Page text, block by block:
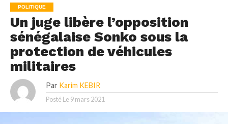
POLITIQUE
Un juge libère l’opposition
sénégalaise Sonko sous la
protection de véhicules
militaires
Par Karim KEBIR
Posté Le 9 mars 2021